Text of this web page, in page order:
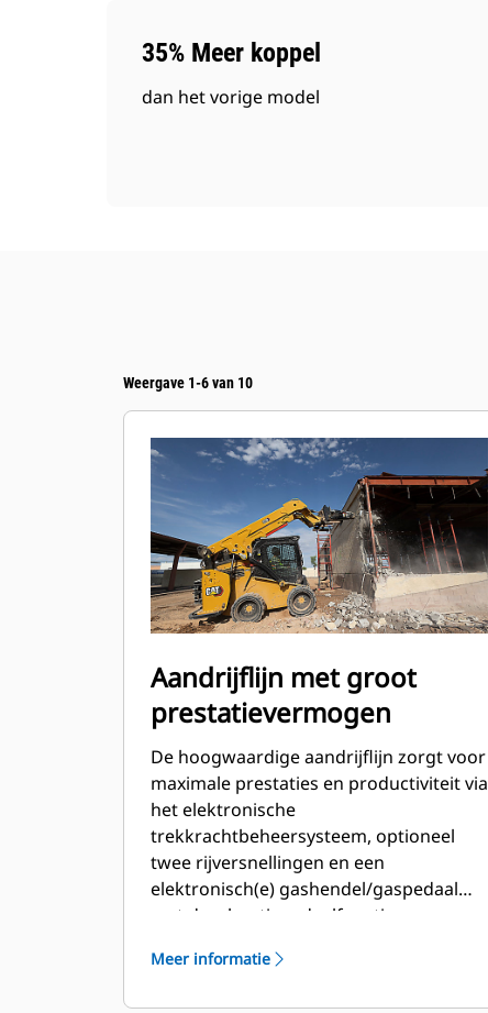
35% Meer koppel
dan het vorige model
Weergave 1-6 van 10
Aandrijflijn met groot
prestatievermogen
De hoogwaardige aandrijflijn zorgt voor
maximale prestaties en productiviteit via
het elektronische
trekkrachtbeheersysteem, optioneel
twee rijversnellingen en een
elektronisch(e) gashendel/gaspedaal
met deceleratiepedaalfunctie.
Meer informatie